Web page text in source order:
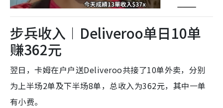
步兵收入︱Deliveroo单日10单
赚362元
翌日，卡姆在户户送Deliveroo共接了10单外卖，分别
为上半场2单及下半场8单，总收入为362元，其中一单
有小费。